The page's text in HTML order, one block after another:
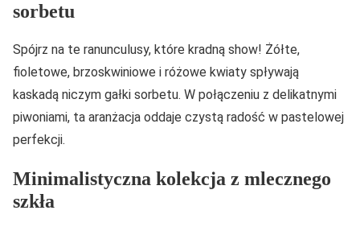
sorbetu
Spójrz na te ranunculusy, które kradną show! Żółte,
fioletowe, brzoskwiniowe i różowe kwiaty spływają
kaskadą niczym gałki sorbetu. W połączeniu z delikatnymi
piwoniami, ta aranżacja oddaje czystą radość w pastelowej
perfekcji.
Minimalistyczna kolekcja z mlecznego
szkła